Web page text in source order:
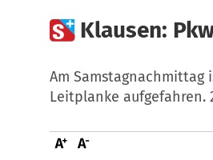
 Klausen:
Am Samstagnachmittag
Leitplanke aufgefahren.